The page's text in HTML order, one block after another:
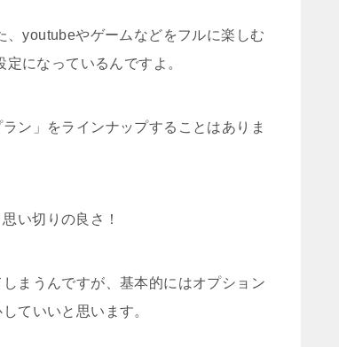
youtubeやゲームなどをフルに楽しむ
になっているんですよ。
ン」をラインナップすることはありま
い切りの良さ！
まうんですが、基本的にはオプション
ていいと思います。